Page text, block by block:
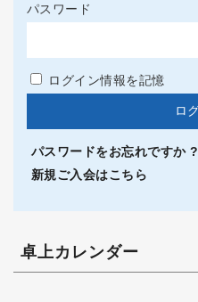
パスワード
ログイン情報を記憶
パスワードをお忘れですか ?
新規ご入会はこちら
卓上カレンダー